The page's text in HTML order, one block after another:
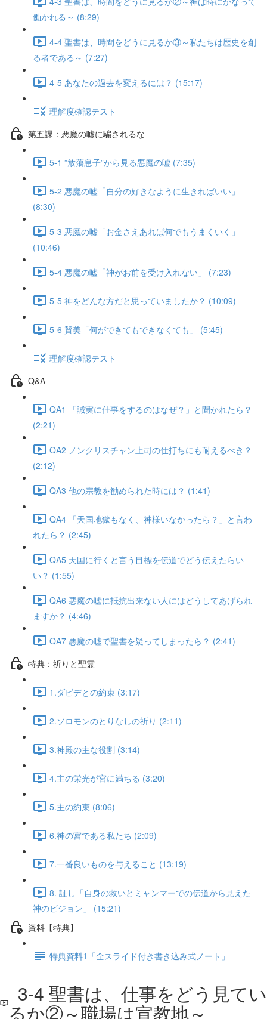
働かれる～ (8:29)
4-4 聖書は、時間をどうに見るか③～私たちは歴史を創
る者である～ (7:27)
4-5 あなたの過去を変えるには？ (15:17)
理解度確認テスト
第五課：悪魔の嘘に騙されるな
5-1 ”放蕩息子”から見る悪魔の嘘 (7:35)
5-2 悪魔の嘘「自分の好きなように生きればいい」
(8:30)
5-3 悪魔の嘘「お金さえあれば何でもうまくいく」
(10:46)
5-4 悪魔の嘘「神がお前を受け入れない」 (7:23)
5-5 神をどんな方だと思っていましたか？ (10:09)
5-6 賛美「何ができてもできなくても」 (5:45)
理解度確認テスト
Q&A
QA1 「誠実に仕事をするのはなぜ？」と聞かれたら？
(2:21)
QA2 ノンクリスチャン上司の仕打ちにも耐えるべき？
(2:12)
QA3 他の宗教を勧められた時には？ (1:41)
QA4 「天国地獄もなく、神様いなかったら？」と言わ
れたら？ (2:45)
QA5 天国に行くと言う目標を伝道でどう伝えたらい
い？ (1:55)
QA6 悪魔の嘘に抵抗出来ない人にはどうしてあげられ
ますか？ (4:46)
QA7 悪魔の嘘で聖書を疑ってしまったら？ (2:41)
特典：祈りと聖霊
1.ダビデとの約束 (3:17)
2.ソロモンのとりなしの祈り (2:11)
3.神殿の主な役割 (3:14)
4.主の栄光が宮に満ちる (3:20)
5.主の約束 (8:06)
6.神の宮である私たち (2:09)
7.一番良いものを与えること (13:19)
8. 証し「自身の救いとミャンマーでの伝道から見えた
神のビジョン」 (15:21)
資料【特典】
特典資料1「全スライド付き書き込み式ノート」
3-4 聖書は、仕事をどう見てい
るか②～職場は宣教地～